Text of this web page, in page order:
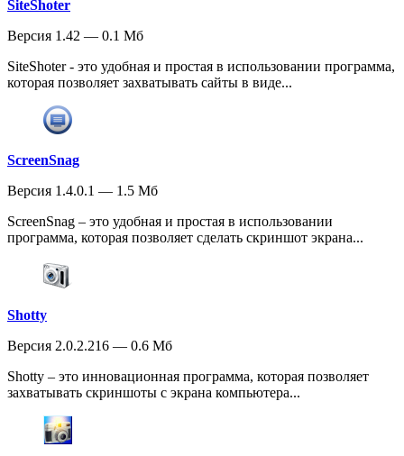
SiteShoter
Версия 1.42 — 0.1 Мб
SiteShoter - это удобная и простая в использовании программа,
которая позволяет захватывать сайты в виде...
ScreenSnag
Версия 1.4.0.1 — 1.5 Мб
ScreenSnag – это удобная и простая в использовании
программа, которая позволяет сделать скриншот экрана...
Shotty
Версия 2.0.2.216 — 0.6 Мб
Shotty – это инновационная программа, которая позволяет
захватывать скриншоты с экрана компьютера...